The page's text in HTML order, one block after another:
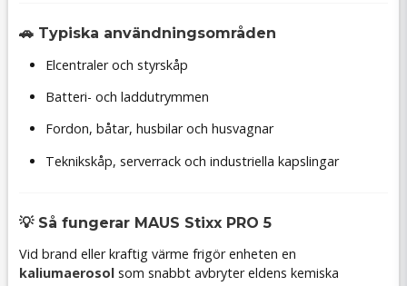
🚗 Typiska användningsområden
Elcentraler och styrskåp
Batteri- och laddutrymmen
Fordon, båtar, husbilar och husvagnar
Teknikskåp, serverrack och industriella kapslingar
💡 Så fungerar MAUS Stixx PRO 5
Vid brand eller kraftig värme frigör enheten en
kaliumaerosol som snabbt avbryter eldens kemiska